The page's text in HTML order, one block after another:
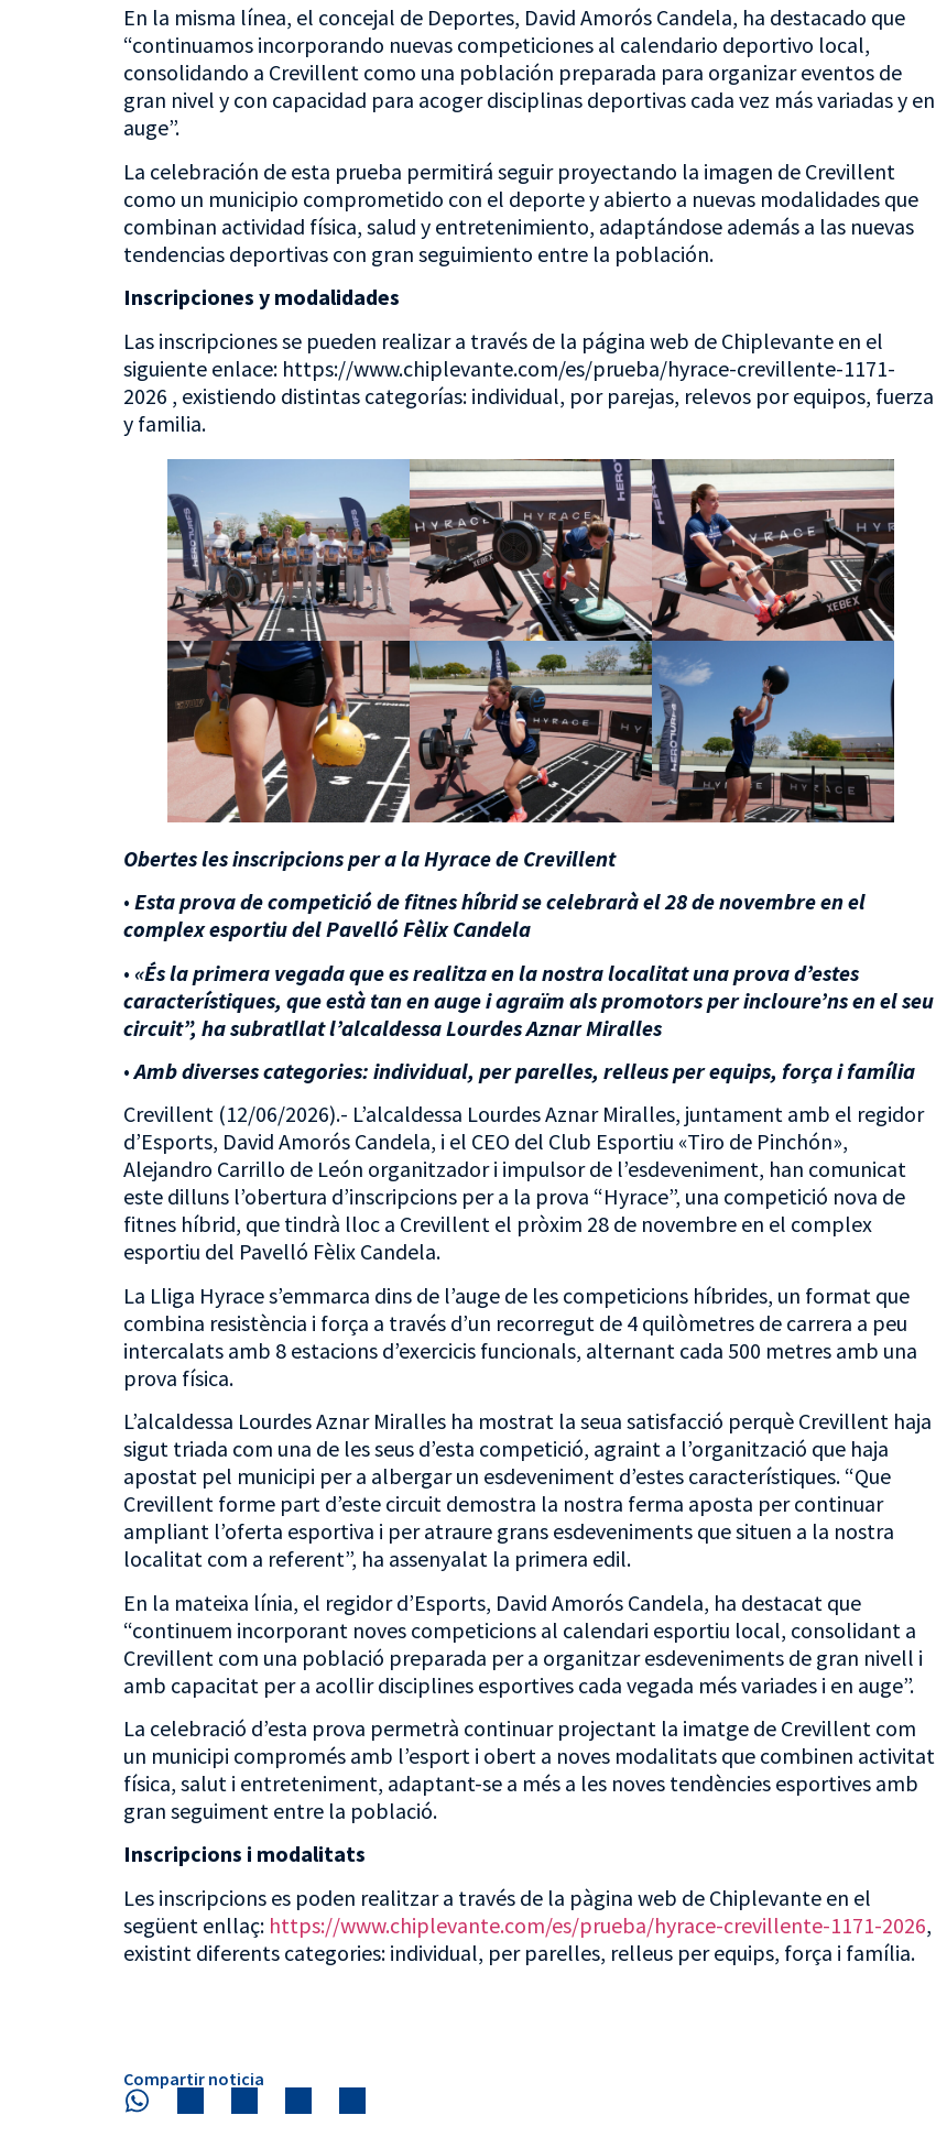
En la misma línea, el concejal de Deportes, David Amorós Candela, ha destacado que
“continuamos incorporando nuevas competiciones al calendario deportivo local,
consolidando a Crevillent como una población preparada para organizar eventos de
gran nivel y con capacidad para acoger disciplinas deportivas cada vez más variadas y en
auge”.
La celebración de esta prueba permitirá seguir proyectando la imagen de Crevillent
como un municipio comprometido con el deporte y abierto a nuevas modalidades que
combinan actividad física, salud y entretenimiento, adaptándose además a las nuevas
tendencias deportivas con gran seguimiento entre la población.
Inscripciones y modalidades
Las inscripciones se pueden realizar a través de la página web de Chiplevante en el
siguiente enlace: https://www.chiplevante.com/es/prueba/hyrace-crevillente-1171-
2026 , existiendo distintas categorías: individual, por parejas, relevos por equipos, fuerza
y familia.
Obertes les inscripcions per a la Hyrace de Crevillent
• Esta prova de competició de fitnes híbrid se celebrarà el 28 de novembre en el
complex esportiu del Pavelló Fèlix Candela
• «És la primera vegada que es realitza en la nostra localitat una prova d’estes
característiques, que està tan en auge i agraïm als promotors per incloure’ns en el seu
circuit”, ha subratllat l’alcaldessa Lourdes Aznar Miralles
•Amb diverses categories: individual, per parelles, relleus per equips, força i família
Crevillent (12/06/2026).- L’alcaldessa Lourdes Aznar Miralles, juntament amb el regidor
d’Esports, David Amorós Candela, i el CEO del Club Esportiu «Tiro de Pinchón»,
Alejandro Carrillo de León organitzador i impulsor de l’esdeveniment, han comunicat
este dilluns l’obertura d’inscripcions per a la prova “Hyrace”, una competició nova de
fitnes híbrid, que tindrà lloc a Crevillent el pròxim 28 de novembre en el complex
esportiu del Pavelló Fèlix Candela.
La Lliga Hyrace s’emmarca dins de l’auge de les competicions híbrides, un format que
combina resistència i força a través d’un recorregut de 4 quilòmetres de carrera a peu
intercalats amb 8 estacions d’exercicis funcionals, alternant cada 500 metres amb una
prova física.
L’alcaldessa Lourdes Aznar Miralles ha mostrat la seua satisfacció perquè Crevillent haja
sigut triada com una de les seus d’esta competició, agraint a l’organització que haja
apostat pel municipi per a albergar un esdeveniment d’estes característiques. “Que
Crevillent forme part d’este circuit demostra la nostra ferma aposta per continuar
ampliant l’oferta esportiva i per atraure grans esdeveniments que situen a la nostra
localitat com a referent”, ha assenyalat la primera edil.
En la mateixa línia, el regidor d’Esports, David Amorós Candela, ha destacat que
“continuem incorporant noves competicions al calendari esportiu local, consolidant a
Crevillent com una població preparada per a organitzar esdeveniments de gran nivell i
amb capacitat per a acollir disciplines esportives cada vegada més variades i en auge”.
La celebració d’esta prova permetrà continuar projectant la imatge de Crevillent com
un municipi compromés amb l’esport i obert a noves modalitats que combinen activitat
física, salut i entreteniment, adaptant-se a més a les noves tendències esportives amb
gran seguiment entre la població.
Inscripcions i modalitats
Les inscripcions es poden realitzar a través de la pàgina web de Chiplevante en el
següent enllaç: https://www.chiplevante.com/es/prueba/hyrace-crevillente-1171-2026,
existint diferents categories: individual, per parelles, relleus per equips, força i família.
Compartir noticia